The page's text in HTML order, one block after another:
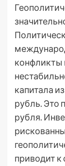
конфликты
капитала
рубль. Это
рубля.
приводит